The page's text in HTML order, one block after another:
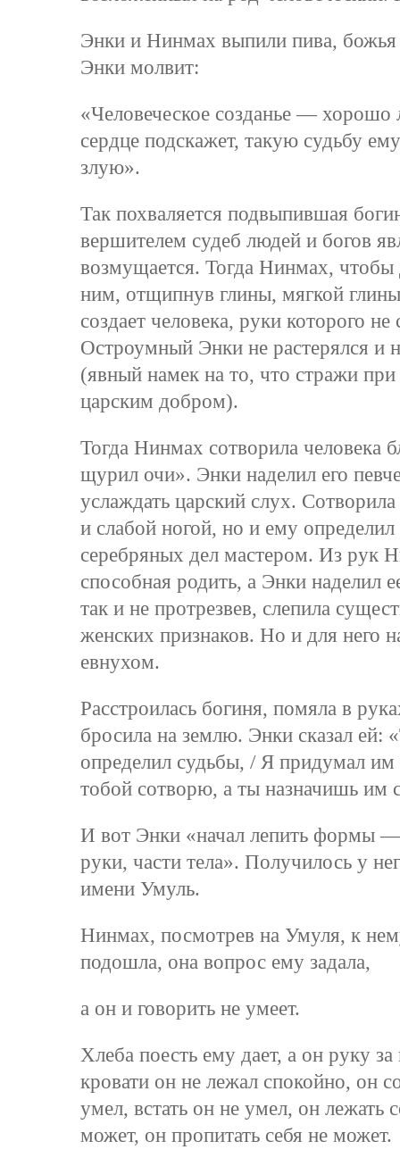
Энки и Нинмах выпили пива, божья
Энки молвит:
«Человеческое созданье —
сердце подскажет, такую судьбу
злую».
Так похваляется подвыпившая
вершителем судеб людей и богов
возмущается. Тогда Нинмах, чтобы
ним, отщипнув глины, мягкой
создает человека, руки которого
Остроумный Энки не растерялся и
(явный намек на то, что стражи
царским добром).
Тогда Нинмах сотворила человека
щурил очи». Энки наделил его
услаждать царский слух.
и слабой ногой, но и ему
серебряных дел мастером. Из рук
способная родить, а Энки наделил
так и не протрезвев, слепила
женских признаков. Но и для него
евнухом.
Расстроилась богиня, помяла в
бросила на землю. Энки сказал ей:
определил судьбы, / Я придумал
тобой сотворю, а ты назначишь им
И вот Энки «начал лепить формы
руки, части тела». Получилось у
имени Умуль.
Нинмах, посмотрев на Умуля, к
подошла, она вопрос ему задала,
а он и говорить не умеет.
Хлеба поесть ему дает, а он руку
кровати он не лежал спокойно, он
умел, встать он не умел, он лежать
может, он пропитать себя не может.